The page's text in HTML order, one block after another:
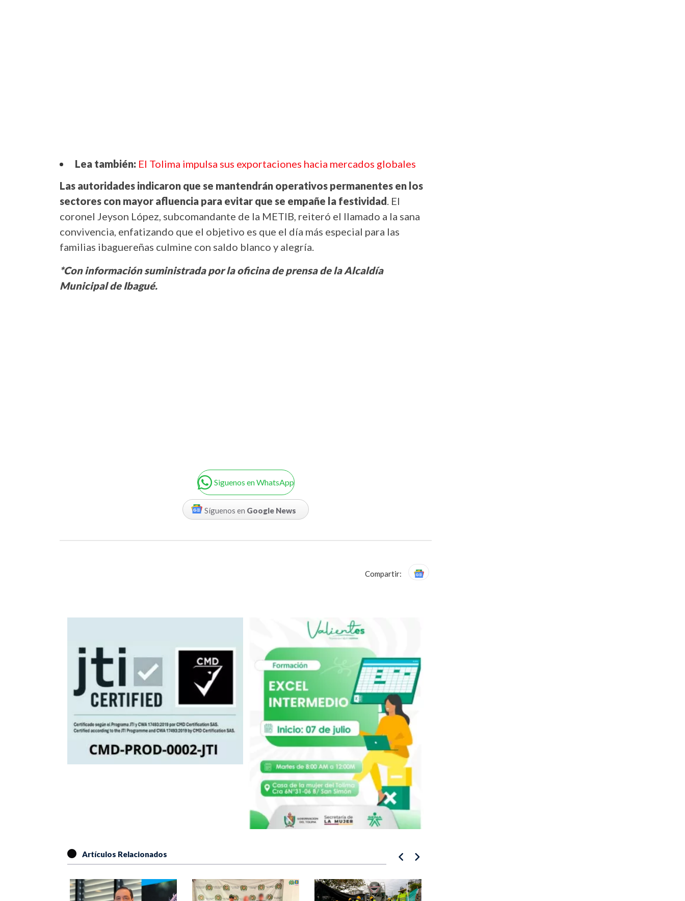
Lea también: El Tolima impulsa sus exportaciones hacia mercados globales
Las autoridades indicaron que se mantendrán operativos permanentes en los
sectores con mayor afluencia para evitar que se empañe la festividad . El
coronel Jeyson López, subcomandante de la METIB, reiteró el llamado a la sana
convivencia, enfatizando que el objetivo es que el día más especial para las
familias ibaguereñas culmine con saldo blanco y alegría.
*Con información suministrada por la oficina de prensa de la Alcaldía
Municipal de Ibagué.
Siguenos en WhatsApp
Síguenos en Google News
Compartir:
Artículos Relacionados